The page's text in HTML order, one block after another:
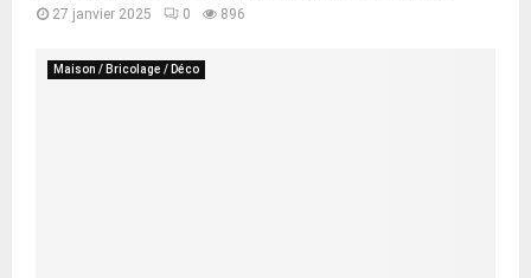
27 janvier 2025 0 896
Maison / Bricolage / Déco